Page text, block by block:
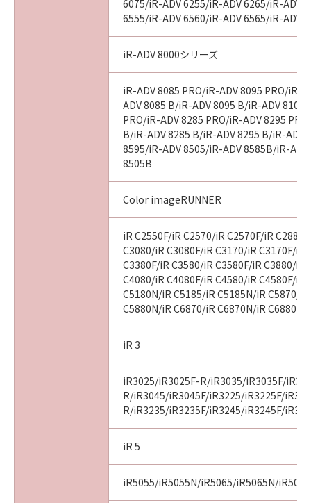
6075/iR-ADV 6255/iR-ADV 6265/iR-ADV
6555/iR-ADV 6560/iR-ADV 6565/iR-ADV
iR-ADV 8000シリーズ
iR-ADV 8085 PRO/iR-ADV 8095 PRO/iR-
ADV 8085 B/iR-ADV 8095 B/iR-ADV 8105
PRO/iR-ADV 8285 PRO/iR-ADV 8295
B/iR-ADV 8285 B/iR-ADV 8295 B/iR-ADV
8595/iR-ADV 8505/iR-ADV 8585B/iR-
8505B
Color imageRUNNER
iR C2550F/iR C2570/iR C2570F/iR
C3080/iR C3080F/iR C3170/iR C3170F/iR
C3380F/iR C3580/iR C3580F/iR C3880/iR
C4080/iR C4080F/iR C4580/iR C4580F/iR
C5180N/iR C5185/iR C5185N/iR C5870/
C5880N/iR C6870/iR C6870N/iR C6880N
iR 3
iR3025/iR3025F-R/iR3035/iR3035F/
R/iR3045/iR3045F/iR3225/iR3225F/
R/iR3235/iR3235F/iR3245/iR3245F/
iR 5
iR5055/iR5055N/iR5065/iR5065N/